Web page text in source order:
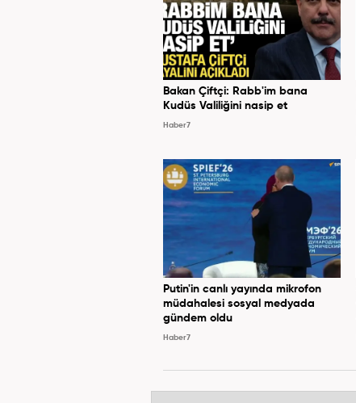
Bakan Çiftçi: Rabb'im bana
Kudüs Valiliğini nasip et
Haber7
Putin'in canlı yayında mikrofon
müdahalesi sosyal medyada
gündem oldu
Haber7